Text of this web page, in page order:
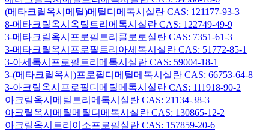
(메타크릴옥시메틸)메틸디메톡시실란 CAS: 121177-93-3
8-메타크릴옥시옥틸트리메톡시실란 CAS: 122749-49-9
3-메타크릴옥시프로필트리클로로실란 CAS: 7351-61-3
3-메타크릴옥시프로필트리아세톡시실란 CAS: 51772-85-1
3-아세톡시프로필트리메톡시실란 CAS: 59004-18-1
3-(메타크릴옥시)프로필디메틸메톡시실란 CAS: 66753-64-8
3-아크릴옥시프로필디메틸메톡시실란 CAS: 111918-90-2
아크릴옥시메틸트리메톡시실란 CAS: 21134-38-3
아크릴옥시메틸메틸디메톡시실란 CAS: 130865-12-2
아크릴옥시트리이소프로필실란 CAS: 157859-20-6